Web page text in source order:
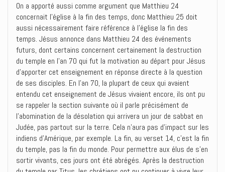
On a apporté aussi comme argument que Matthieu 24
concernait l’église à la fin des temps, donc Matthieu 25 doit
aussi nécessairement faire référence à l’église la fin des
temps. Jésus annonce dans Matthieu 24 des événements
futurs, dont certains concernent certainement la destruction
du temple en l’an 70 qui fut la motivation au départ pour Jésus
d’apporter cet enseignement en réponse directe à la question
de ses disciples. En l’an 70, la plupart de ceux qui avaient
entendu cet enseignement de Jésus vivaient encore, ils ont pu
se rappeler la section suivante où il parle précisément de
l’abomination de la désolation qui arrivera un jour de sabbat en
Judée, pas partout sur la terre. Cela n’aura pas d’impact sur les
indiens d’Amérique, par exemple. La fin, au verset 14, c’est la fin
du temple, pas la fin du monde. Pour permettre aux élus de s’en
sortir vivants, ces jours ont été abrégés. Après la destruction